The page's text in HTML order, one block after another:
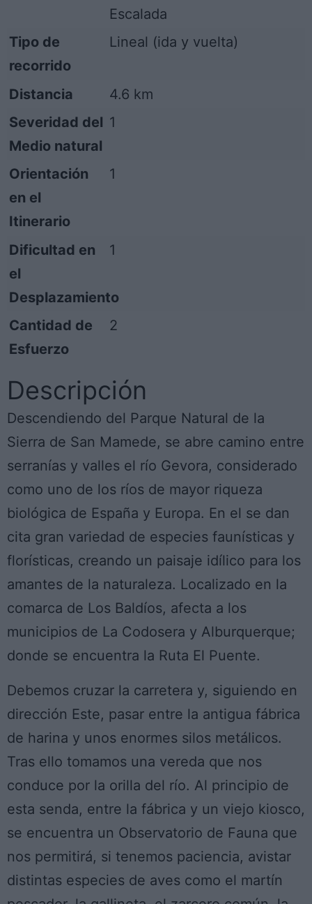
Escalada
Tipo de
recorrido
Lineal (ida y vuelta)
Distancia
4.6 km
Severidad del
Medio natural
1
Orientación
en el
Itinerario
1
Dificultad en
el
Desplazamiento
1
Cantidad de
Esfuerzo
2
Descripción
Descendiendo del Parque Natural de la
Sierra de San Mamede, se abre camino entre
serranías y valles el río Gevora, considerado
como uno de los ríos de mayor riqueza
biológica de España y Europa. En el se dan
cita gran variedad de especies faunísticas y
florísticas, creando un paisaje idílico para los
amantes de la naturaleza. Localizado en la
comarca de Los Baldíos, afecta a los
municipios de La Codosera y Alburquerque;
donde se encuentra la Ruta El Puente.
Debemos cruzar la carretera y, siguiendo en
dirección Este, pasar entre la antigua fábrica
de harina y unos enormes silos metálicos.
Tras ello tomamos una vereda que nos
conduce por la orilla del río. Al principio de
esta senda, entre la fábrica y un viejo kiosco,
se encuentra un Observatorio de Fauna que
nos permitirá, si tenemos paciencia, avistar
distintas especies de aves como el martín